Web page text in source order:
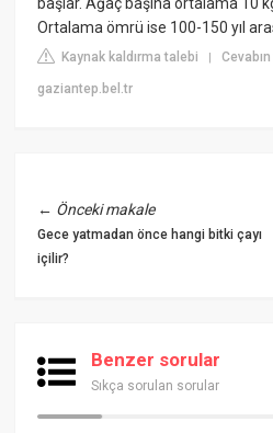
Ortalama ömrü ise 100-150 yıl
Kaynak kaldırma talebi |
gaziantep.bel.tr
← Önceki makale
Gece yatmadan önce hangi bitki çayı
içilir?
Benzer sorular
Sıkça sorulan sorular